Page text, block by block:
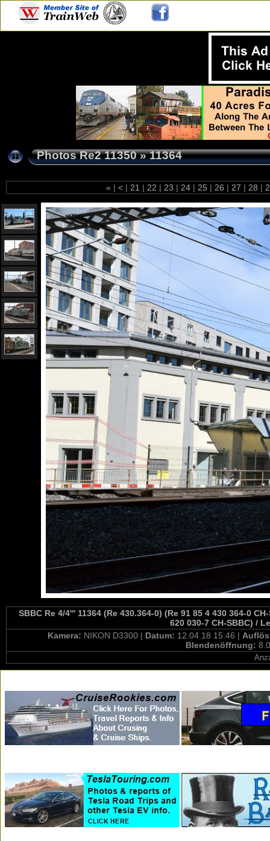
Photos Re2 11350»11364
« | < | 21 | 22 | 23 | 24 | 25 | 26 | 27 | 28 |
SBBC Re 4/4''' 11364 (Re 430.364-0) (Re 91 85 4 430 364-0
620 030-7 CH-SBBC) /
Kamera: NIKON D3300 | Datum: 12.04.18 15:46 |
Blendenöffnung: